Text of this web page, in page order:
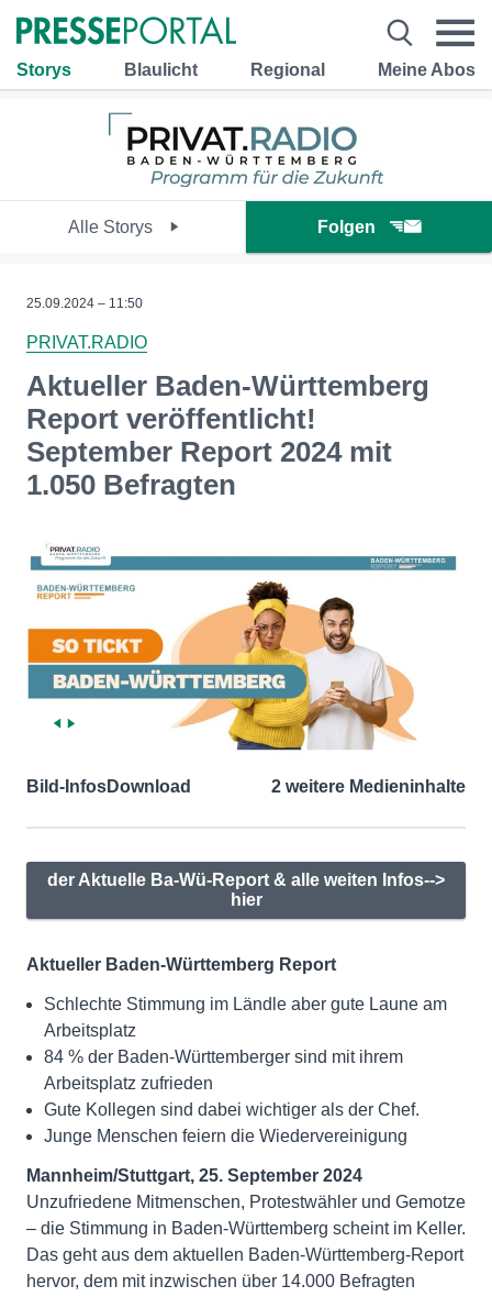
Storys Blaulicht Regional Meine Abos
Alle Storys Folgen
25.09.2024 – 11:50
PRIVAT.RADIO
Aktueller Baden-Württemberg
Report veröffentlicht!
September Report 2024 mit
1.050 Befragten
Bild-InfosDownload 2 weitere Medieninhalte
der Aktuelle Ba-Wü-Report & alle weiten Infos-->
hier
Aktueller Baden-Württemberg Report
Schlechte Stimmung im Ländle aber gute Laune am
Arbeitsplatz
84 % der Baden-Württemberger sind mit ihrem
Arbeitsplatz zufrieden
Gute Kollegen sind dabei wichtiger als der Chef.
Junge Menschen feiern die Wiedervereinigung
Mannheim/Stuttgart, 25. September 2024
Unzufriedene Mitmenschen, Protestwähler und Gemotze
– die Stimmung in Baden-Württemberg scheint im Keller.
Das geht aus dem aktuellen Baden-Württemberg-Report
hervor, dem mit inzwischen über 14.000 Befragten